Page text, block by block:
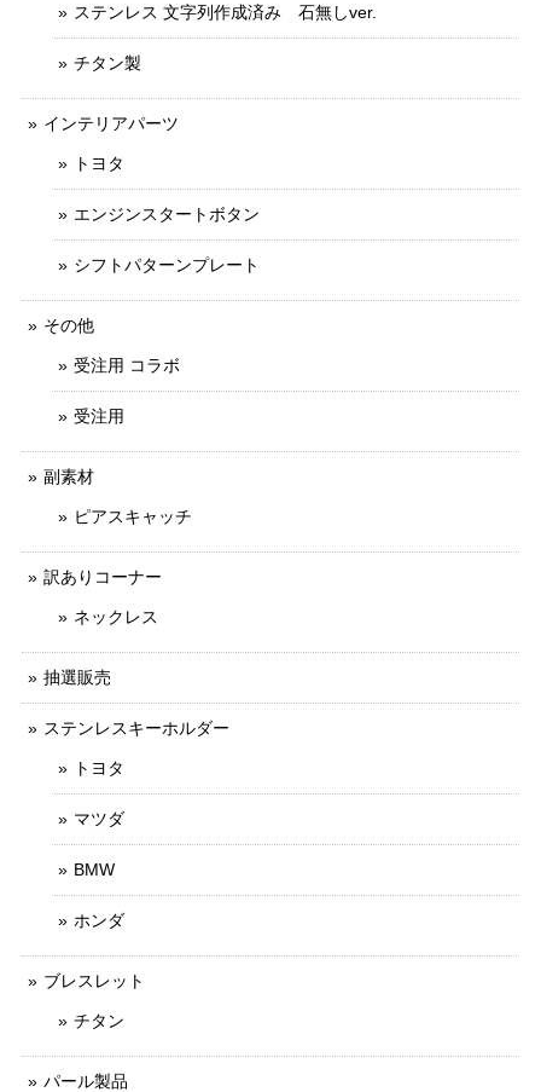
ステンレス 文字列作成済み 石無しver.
チタン製
インテリアパーツ
トヨタ
エンジンスタートボタン
シフトパターンプレート
その他
受注用 コラボ
受注用
副素材
ピアスキャッチ
訳ありコーナー
ネックレス
抽選販売
ステンレスキーホルダー
トヨタ
マツダ
BMW
ホンダ
ブレスレット
チタン
パール製品